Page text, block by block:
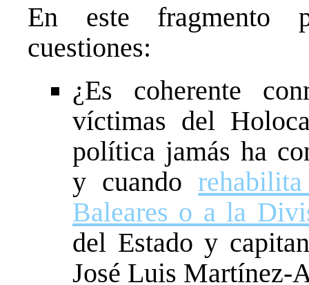
En este fragmento
cuestiones:
¿Es coherente
víctimas del
política jamás ha
y cuando
Baleares o a la
del Estado y
José Luis Martínez-